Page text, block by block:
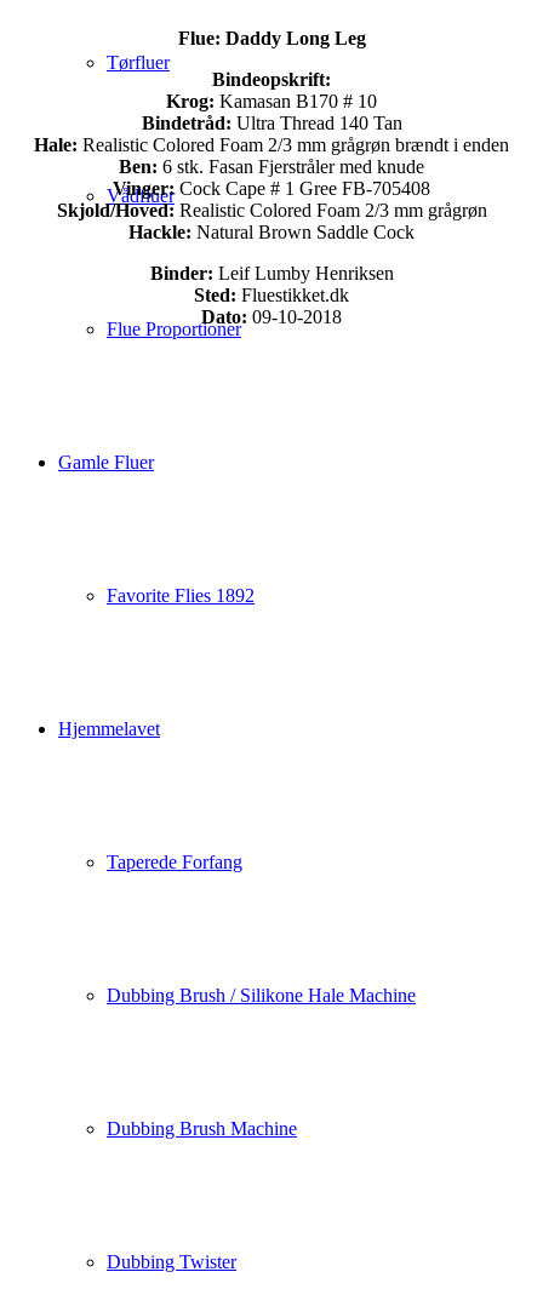
Tørfluer
Vådfluer
Flue Proportioner
Gamle Fluer
Favorite Flies 1892
Hjemmelavet
Taperede Forfang
Dubbing Brush / Silikone Hale Machine
Dubbing Brush Machine
Dubbing Twister
Flue: Daddy Long Leg
Bindeopskrift:
Krog: Kamasan B170 # 10
Bindetråd: Ultra Thread 140 Tan
Hale: Realistic Colored Foam 2/3 mm grågrøn brændt i enden
Ben: 6 stk. Fasan Fjerstråler med knude
Vinger:Cock Cape # 1 Gree FB-705408
Skjold/Hoved:Realistic Colored Foam 2/3 mm grågrøn
Hackle: Natural Brown Saddle Cock
Binder: Leif Lumby Henriksen
Sted: Fluestikket.dk
Dato: 09-10-2018